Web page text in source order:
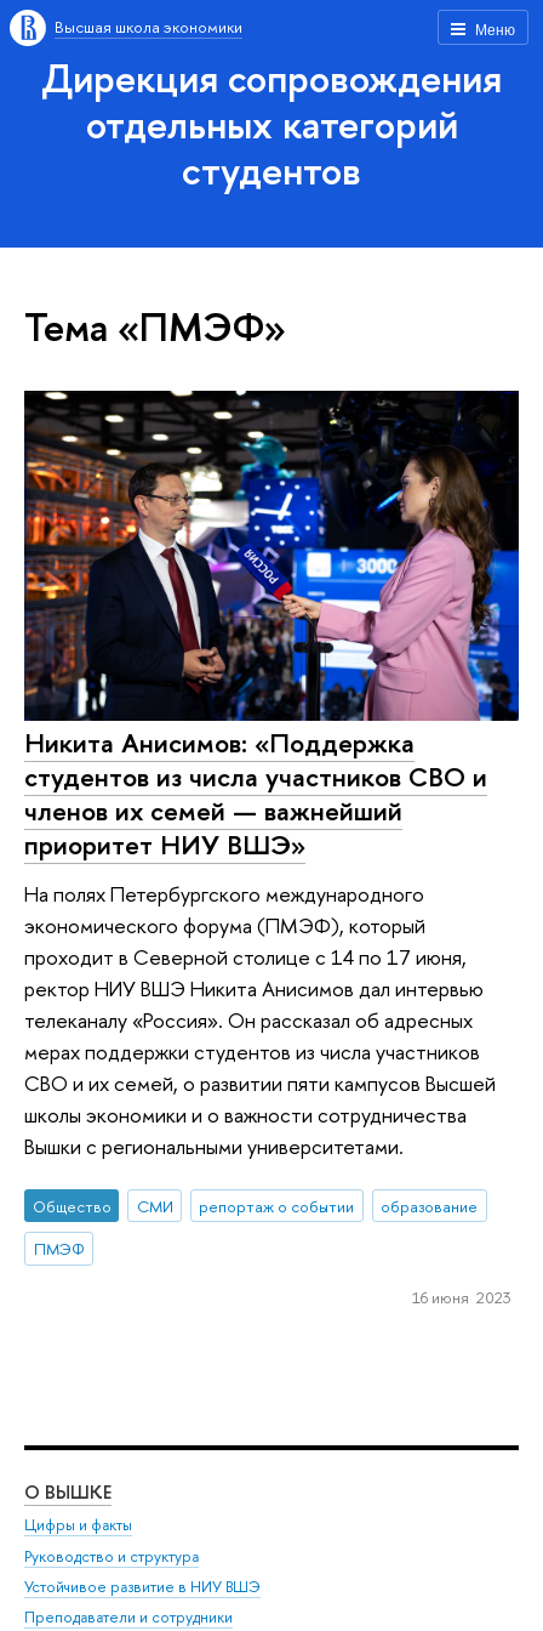
Меню
Высшая школа экономики
Дирекция сопровождения
отдельных категорий
студентов
Тема «ПМЭФ»
Никита Анисимов: «Поддержка
студентов из числа участников СВО и
членов их семей — важнейший
приоритет НИУ ВШЭ»
На полях Петербургского международного
экономического форума (ПМЭФ), который
проходит в Северной столице с 14 по 17 июня,
ректор НИУ ВШЭ Никита Анисимов дал интервью
телеканалу «Россия». Он рассказал об адресных
мерах поддержки студентов из числа участников
СВО и их семей, о развитии пяти кампусов Высшей
школы экономики и о важности сотрудничества
Вышки с региональными университетами.
Общество СМИ репортаж о событии
образование
ПМЭФ
16 июня 2023
О ВЫШКЕ
Цифры и факты
Руководство и структура
Устойчивое развитие в НИУ ВШЭ
Преподаватели и сотрудники